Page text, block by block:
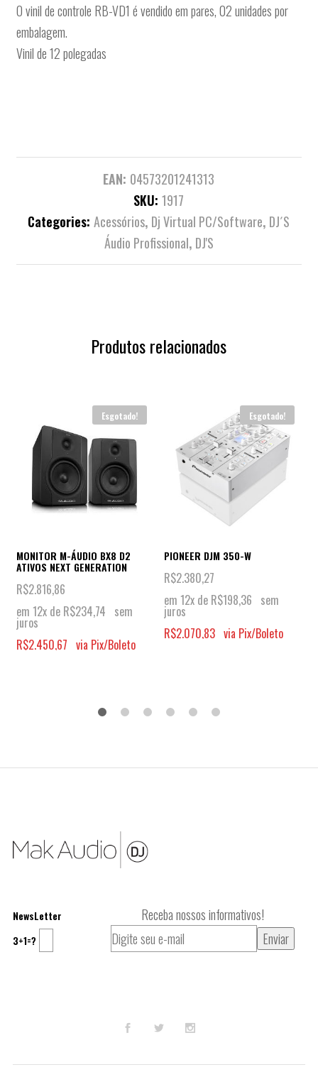
O vinil de controle RB-VD1 é vendido em pares, 02 unidades por
embalagem.
Vinil de 12 polegadas
EAN: 04573201241313
SKU: 1917
Categories:Acessórios, Dj Virtual PC/Software, DJ´S
Áudio Profissional, DJ'S
Produtos relacionados
Esgotado!
MONITOR M-ÁUDIO BX8 D2
ATIVOS NEXT GENERATION
R$2.816,86
em 12x de R$234,74 sem
juros
R$2.450,67 via Pix/Boleto
Esgotado!
PIONEER DJM 350-W
R$2.380,27
em 12x de R$198,36 sem
juros
R$2.070,83 via Pix/Boleto
NewsLetter Receba nossos informativos!
3+1=?